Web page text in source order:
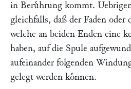
in Beruͤhrung kommt.
gleichfalls, daß der Faden oder
welche an beiden Enden eine
haben, auf die Spule
aufeinander folgenden
gelegt werden koͤnnen.